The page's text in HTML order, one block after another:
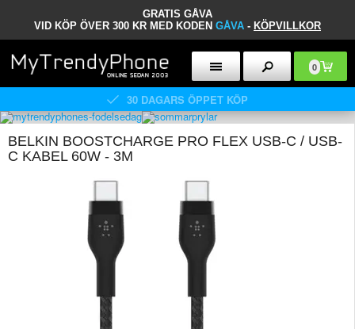
GRATIS GÅVA
VID KÖP ÖVER 300 KR MED KODEN GÅVA - KÖPVILLKOR
0
30 DAGARS ÖPPET KÖP
BELKIN BOOSTCHARGE PRO FLEX USB-C / USB-
C KABEL 60W - 3M